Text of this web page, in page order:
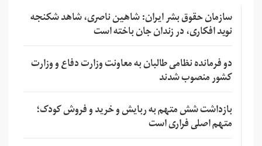
سازمان حقوق بشر ایران: شاهین ناصری، شاهد شکنجه
نوید افکاری، در زندان جان باخته است
دو فرمانده نظامی طالبان به معاونت وزارت دفاع و وزارت
کشور منصوب شدند
بازداشت شش متهم به ربایش و خرید و فروش کودک؛
متهم اصلی فراری است